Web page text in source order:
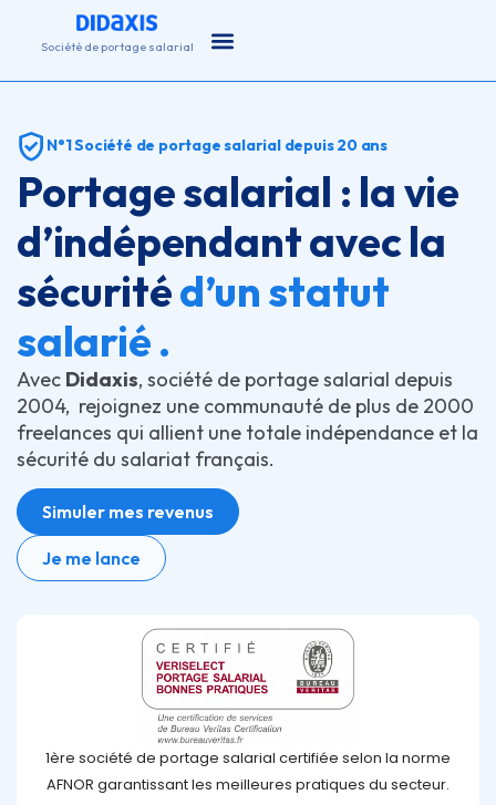
Société de portage salarial
N°1 Société de portage salarial depuis 20 ans
Portage salarial : la vie
d’indépendant avec la
sécuritéd’un statut
salarié .
Avec Didaxis, société de portage salarial depuis
2004, rejoignez une communauté de plus de 2000
freelances qui allient une totale indépendance et la
sécurité du salariat français.
Simuler mes revenus
Je me lance
1ère société de portage salarial certifiée selon la norme
AFNOR garantissant les meilleures pratiques du secteur.